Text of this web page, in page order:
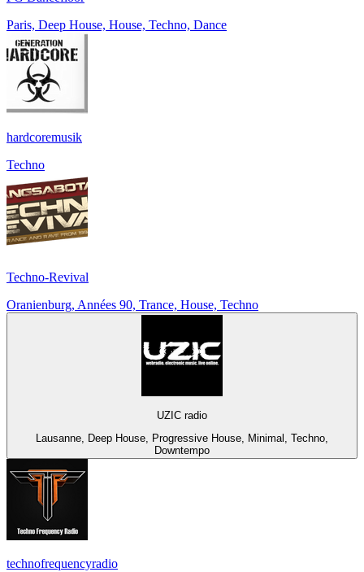
Paris, Deep House, House, Techno, Dance
hardcoremusik
Techno
Techno-Revival
Oranienburg, Années 90, Trance, House, Techno
UZIC radio
Lausanne, Deep House, Progressive House, Minimal, Techno,
Downtempo
technofrequencyradio